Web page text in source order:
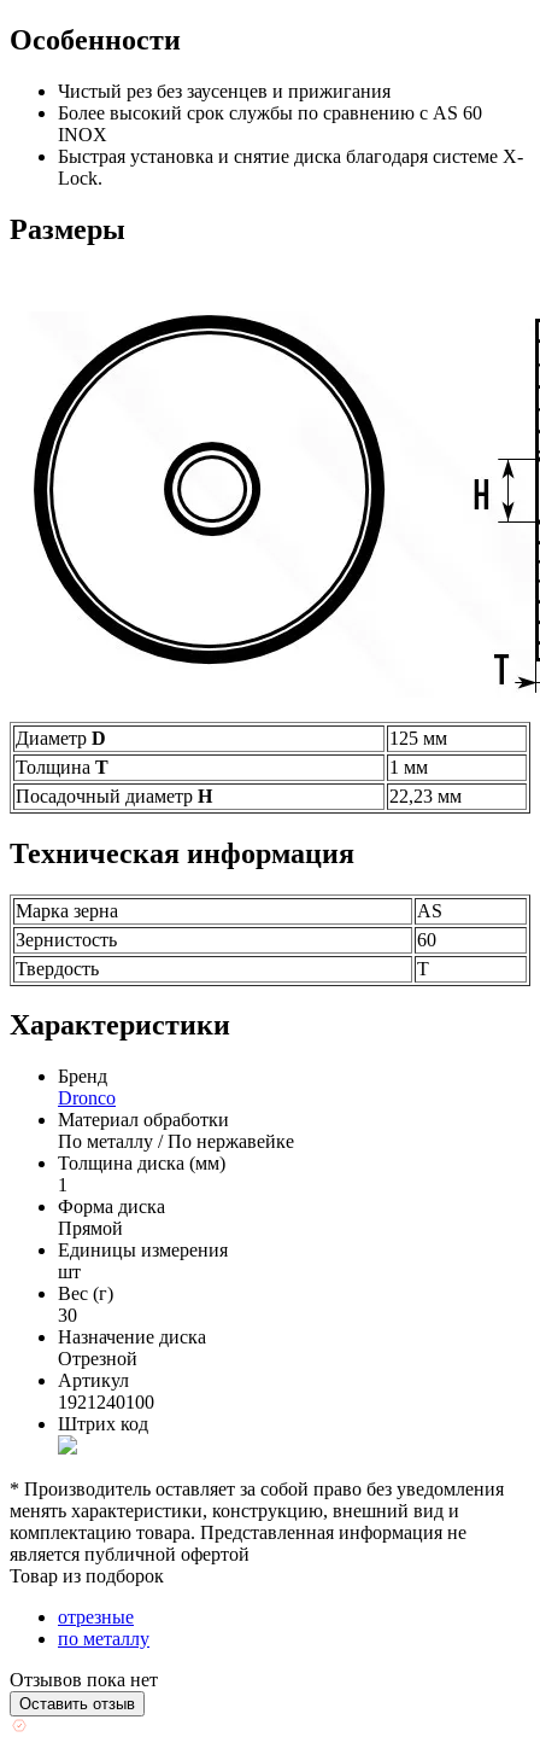
Особенности
Чистый рез без заусенцев и прижигания
Более высокий срок службы по сравнению с AS 60
INOX
Быстрая установка и снятие диска благодаря системе X-
Lock.
Размеры
Диаметр D
125 мм
Толщина T
1 мм
Посадочный диаметр H 22,23 мм
Техническая информация
Марка зерна
АS
Зернистость
60
Твердость
T
Характеристики
Бренд
Dronco
Материал обработки
По металлу / По нержавейке
Толщина диска (мм)
1
Форма диска
Прямой
Единицы измерения
шт
Вес (г)
30
Назначение диска
Отрезной
Артикул
1921240100
Штрих код
* Производитель оставляет за собой право без уведомления
менять характеристики, конструкцию, внешний вид и
комплектацию товара. Представленная информация не
является публичной офертой
Товар из подборок
отрезные
по металлу
Отзывов пока нет
Оставить отзыв